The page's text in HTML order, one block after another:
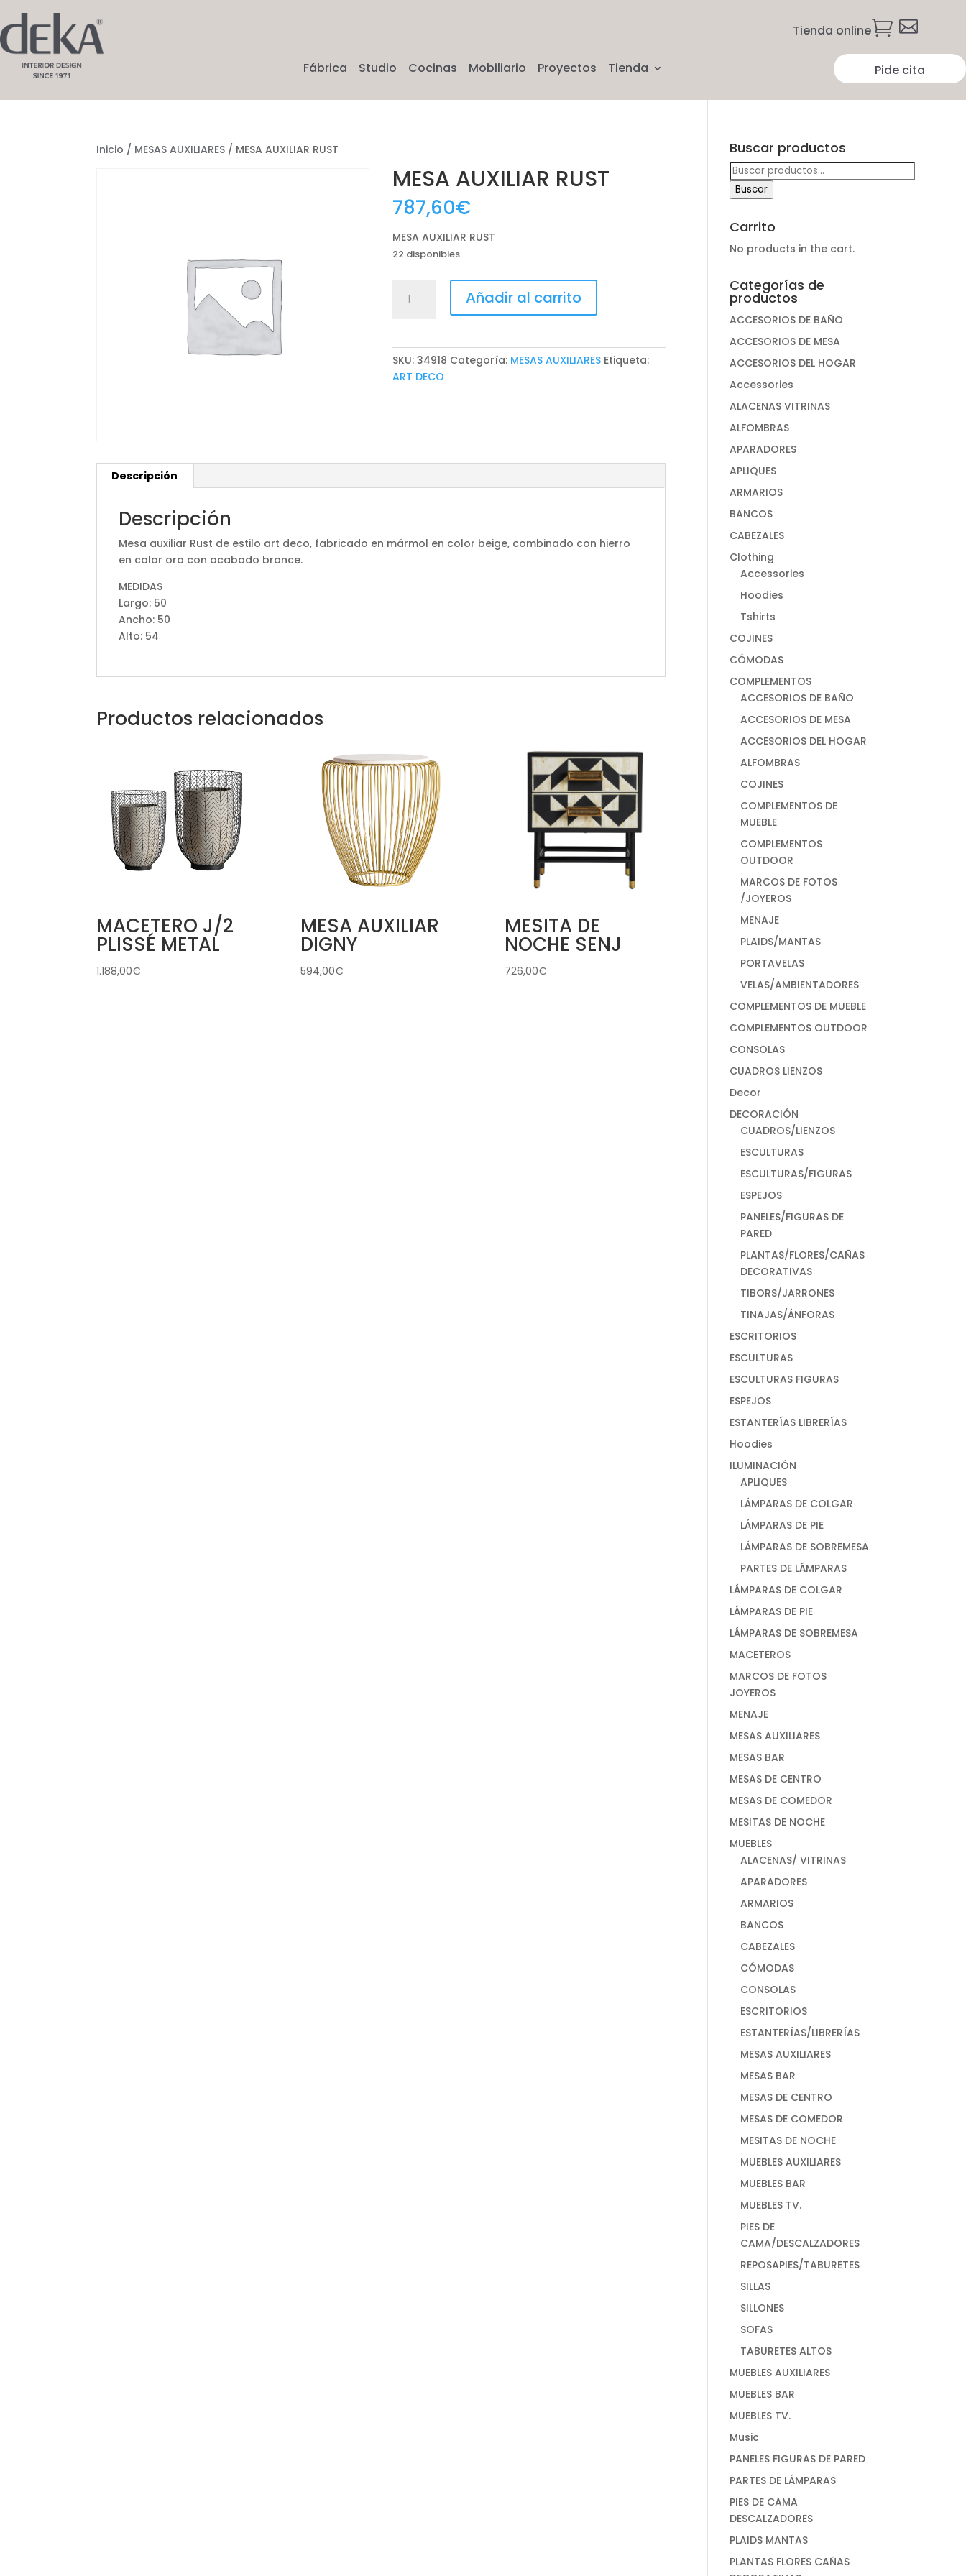
Tienda online 
Fábrica Studio Cocinas Mobiliario Proyectos Tienda Pide cita
Inicio / MESAS AUXILIARES / MESA AUXILIAR RUST
MESA AUXILIAR RUST
787,60€
MESA AUXILIAR RUST
22 disponibles
AUXILIAR
Añadir al carrito
SKU:34918 Categoría: MESAS AUXILIARES Etiqueta:
ART DECO
Descripción
Descripción
Mesa auxiliar Rust de estilo art deco, fabricado en mármol en color beige, combinado con hierro
en color oro con acabado bronce.
MEDIDAS
Largo: 50
Ancho: 50
Alto: 54
Productos relacionados
MACETERO J/2
PLISSÉ METAL
1.188,00€
MESA AUXILIAR
DIGNY
594,00€
MESITA DE
NOCHE SENJ
726,00€
Buscar productos
Buscar
por:
Buscar
Carrito
No products in the cart.
Categorías de
productos
ACCESORIOS DE BAÑO
ACCESORIOS DE MESA
ACCESORIOS DEL HOGAR
Accessories
ALACENAS VITRINAS
ALFOMBRAS
APARADORES
APLIQUES
ARMARIOS
BANCOS
CABEZALES
Clothing
Accessories
Hoodies
Tshirts
COJINES
CÓMODAS
COMPLEMENTOS
ACCESORIOS DE BAÑO
ACCESORIOS DE MESA
ACCESORIOS DEL HOGAR
ALFOMBRAS
COJINES
COMPLEMENTOS DE
MUEBLE
COMPLEMENTOS
OUTDOOR
MARCOS DE FOTOS
/JOYEROS
MENAJE
PLAIDS/MANTAS
PORTAVELAS
VELAS/AMBIENTADORES
COMPLEMENTOS DE MUEBLE
COMPLEMENTOS OUTDOOR
CONSOLAS
CUADROS LIENZOS
Decor
DECORACIÓN
CUADROS/LIENZOS
ESCULTURAS
ESCULTURAS/FIGURAS
ESPEJOS
PANELES/FIGURAS DE
PARED
PLANTAS/FLORES/CAÑAS
DECORATIVAS
TIBORS/JARRONES
TINAJAS/ÁNFORAS
ESCRITORIOS
ESCULTURAS
ESCULTURAS FIGURAS
ESPEJOS
ESTANTERÍAS LIBRERÍAS
Hoodies
ILUMINACIÓN
APLIQUES
LÁMPARAS DE COLGAR
LÁMPARAS DE PIE
LÁMPARAS DE SOBREMESA
PARTES DE LÁMPARAS
LÁMPARAS DE COLGAR
LÁMPARAS DE PIE
LÁMPARAS DE SOBREMESA
MACETEROS
MARCOS DE FOTOS
JOYEROS
MENAJE
MESAS AUXILIARES
MESAS BAR
MESAS DE CENTRO
MESAS DE COMEDOR
MESITAS DE NOCHE
MUEBLES
ALACENAS/ VITRINAS
APARADORES
ARMARIOS
BANCOS
CABEZALES
CÓMODAS
CONSOLAS
ESCRITORIOS
ESTANTERÍAS/LIBRERÍAS
MESAS AUXILIARES
MESAS BAR
MESAS DE CENTRO
MESAS DE COMEDOR
MESITAS DE NOCHE
MUEBLES AUXILIARES
MUEBLES BAR
MUEBLES TV.
PIES DE
CAMA/DESCALZADORES
REPOSAPIES/TABURETES
SILLAS
SILLONES
SOFAS
TABURETES ALTOS
MUEBLES AUXILIARES
MUEBLES BAR
MUEBLES TV.
Music
PANELES FIGURAS DE PARED
PARTES DE LÁMPARAS
PIES DE CAMA
DESCALZADORES
PLAIDS MANTAS
PLANTAS FLORES CAÑAS